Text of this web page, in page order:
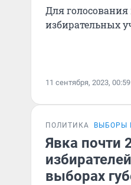
Для
избирательных
11 сентября, 2023, 00:59
ПОЛИТИКА ВЫБОРЫ
Явка почти
выборах